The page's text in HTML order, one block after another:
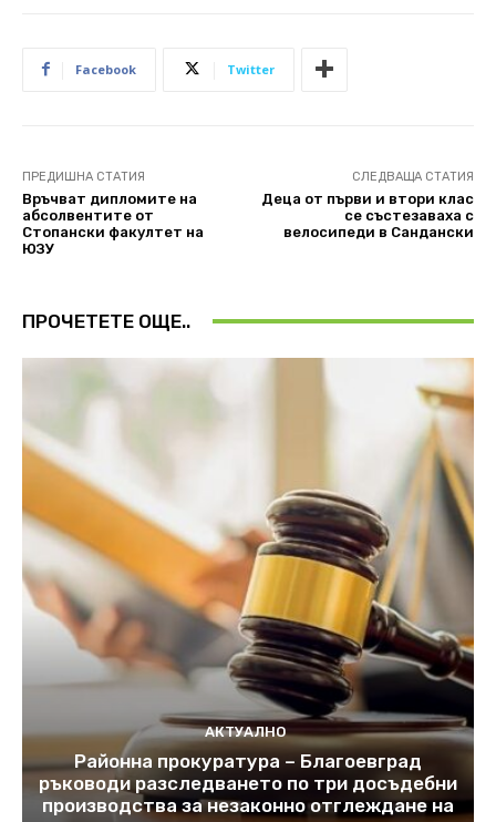
Facebook Twitter
ПРЕДИШНА СТАТИЯ
Връчват дипломите на
абсолвентите от
Стопански факултет на
ЮЗУ
СЛЕДВАЩА СТАТИЯ
Деца от първи и втори клас
се състезаваха с
велосипеди в Сандански
ПРОЧЕТЕТЕ ОЩЕ..
АКТУАЛНО
Районна прокуратура – Благоевград
ръководи разследването по три досъдебни
производства за незаконно отглеждане на